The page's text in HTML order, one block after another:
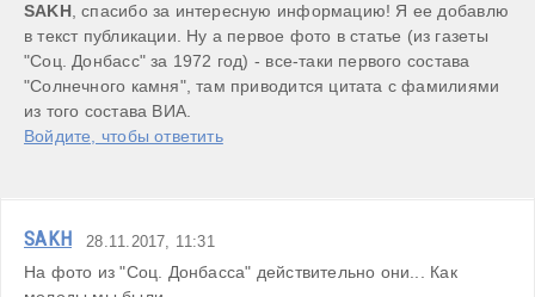
SAKH, спасибо за интересную информацию! Я ее добавлю
в текст публикации. Ну а первое фото в статье (из газеты
"Соц. Донбасс" за 1972 год) - все-таки первого состава
"Солнечного камня", там приводится цитата с фамилиями
из того состава ВИА.
Войдите, чтобы ответить
SAKH 28.11.2017, 11:31
На фото из "Соц. Донбасса" действительно они... Как